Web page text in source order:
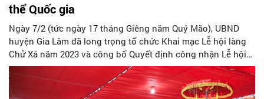
thể Quốc gia
Ngày 7/2 (tức ngày 17 tháng Giêng năm Quý Mão), UBND
huyện Gia Lâm đã long trọng tổ chức Khai mạc Lễ hội làng
Chử Xá năm 2023 và công bố Quyết định công nhận Lễ hội
làng Chử Xá, xã Văn Đức là Di sản văn hóa phi vật thể Quốc
gia. Đồng chí Nguyễn Văn Phong, Phó Bí thư Thành ủy Hà
Nội đã đến dự.